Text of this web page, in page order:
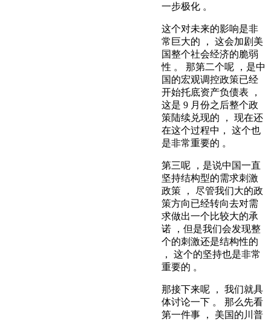
一步极化 。
这个对未来的影响是非
常巨大的 ， 这会加剧美
国整个社会经济的脆弱
性 。 那第二个呢 ，是中
国的宏观调控政策已经
开始托底资产负债表 ，
这是 9 月份之后整个政
策陆续兑现的 ， 现在还
在这个过程中， 这个也
是非常重要的 。
第三呢 ，是说中国一直
坚持结构型的需求刺激
政策 ， 尽管我们大的政
策方向已经转向去对需
求做出一个比较大的承
诺 ，但是我们会发现整
个的刺激还是结构性的
， 这个的坚持也是非常
重要的 。
那接下来呢 ， 我们就具
体讨论一下 。 那么先看
第一件事 ， 美国的川普